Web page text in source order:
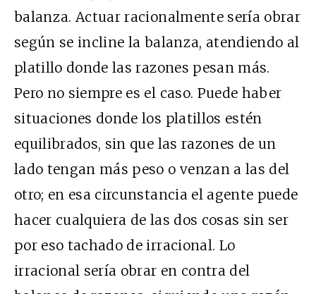
balanza. Actuar racionalmente sería obrar
según se incline la balanza, atendiendo al
platillo donde las razones pesan más.
Pero no siempre es el caso. Puede haber
situaciones donde los platillos estén
equilibrados, sin que las razones de un
lado tengan más peso o venzan a las del
otro; en esa circunstancia el agente puede
hacer cualquiera de las dos cosas sin ser
por eso tachado de irracional. Lo
irracional sería obrar en contra del